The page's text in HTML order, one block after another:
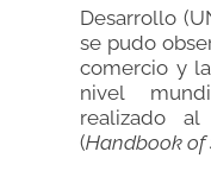
Desarrollo
se pudo
comercio y
nivel
realizado al
(Handbook of